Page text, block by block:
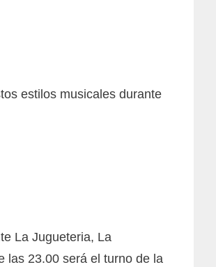
estilos musicales durante
La Jugueteria, La
las 23.00 será el turno de la